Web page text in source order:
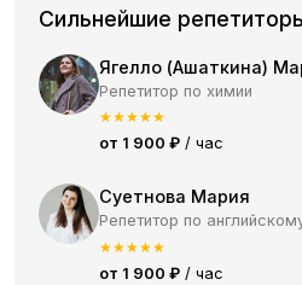
Сильнейшие
Ягелло (Ашаткина)
Репетитор по химии
★★★★★
от 1 900 ₽ / час
Суетнова Мария
Репетитор по
★★★★★
от 1 900 ₽ / час